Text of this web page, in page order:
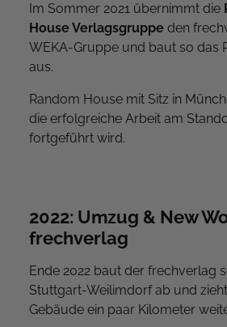
Im Sommer 2021 übernimmt die
House Verlagsgruppe den
WEKA-Gruppe und baut so das
aus.
Random House mit Sitz in
die erfolgreiche Arbeit am
fortgeführt wird.
2022: Umzug & New
frechverlag
Ende 2022 baut der frechverlag
Stuttgart-Weilimdorf ab und
Gebäude ein paar Kilometer